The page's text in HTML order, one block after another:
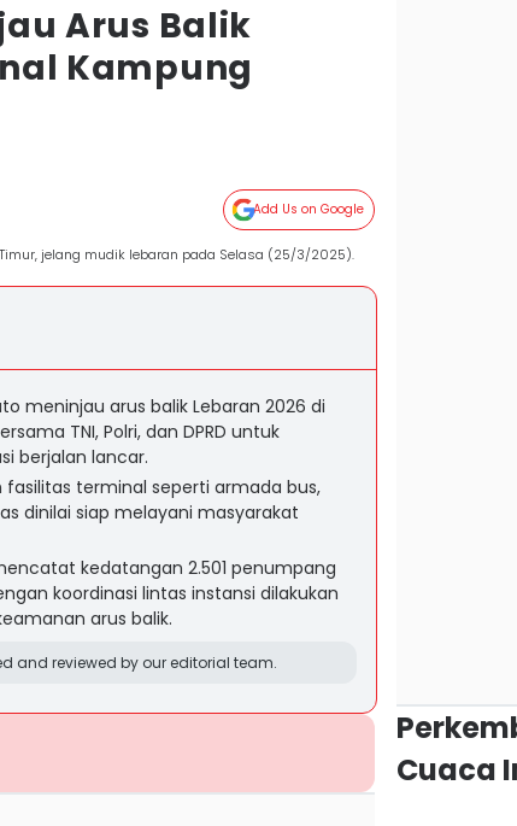
Arus Balik
Kampung
Add Us on Google
jelang mudik lebaran pada Selasa (25/3/2025).
meninjau arus balik Lebaran 2026 di
TNI, Polri, dan DPRD untuk
berjalan lancar.
terminal seperti armada bus,
dinilai siap melayani masyarakat
kedatangan 2.501 penumpang
koordinasi lintas instansi dilakukan
arus balik.
and reviewed by our editorial team.
Cuaca